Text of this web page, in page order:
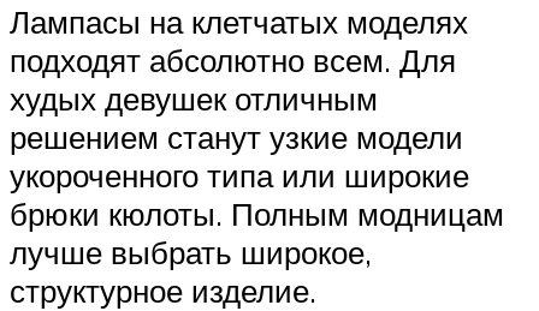
Лампасы на клетчатых моделях
подходят абсолютно всем. Для
худых девушек отличным
решением станут узкие модели
укороченного типа или широкие
брюки кюлоты. Полным модницам
лучше выбрать широкое,
структурное изделие.